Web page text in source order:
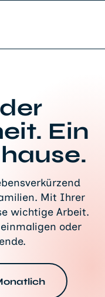
Ein
Mit Ihrer
wichtige Arbeit.
oder